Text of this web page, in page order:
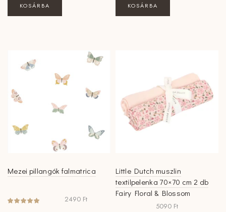
KOSÁRBA KOSÁRBA
Mezei pillangók falmatrica
2490 Ft
Little Dutch muszlin
textilpelenka 70×70 cm 2 db
Fairy Floral & Blossom
5090 Ft